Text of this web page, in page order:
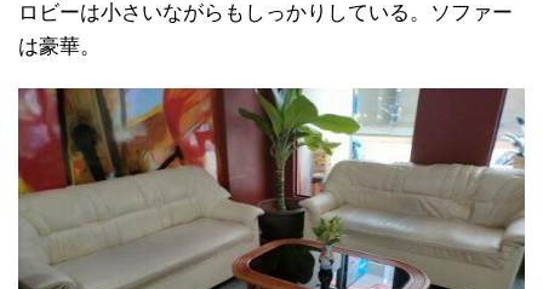
ロビーは小さいながらもしっかりしている。ソファー
は豪華。